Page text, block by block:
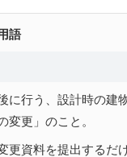
語
に行う、設計時の建
変更」のこと。
更資料を提出するだ